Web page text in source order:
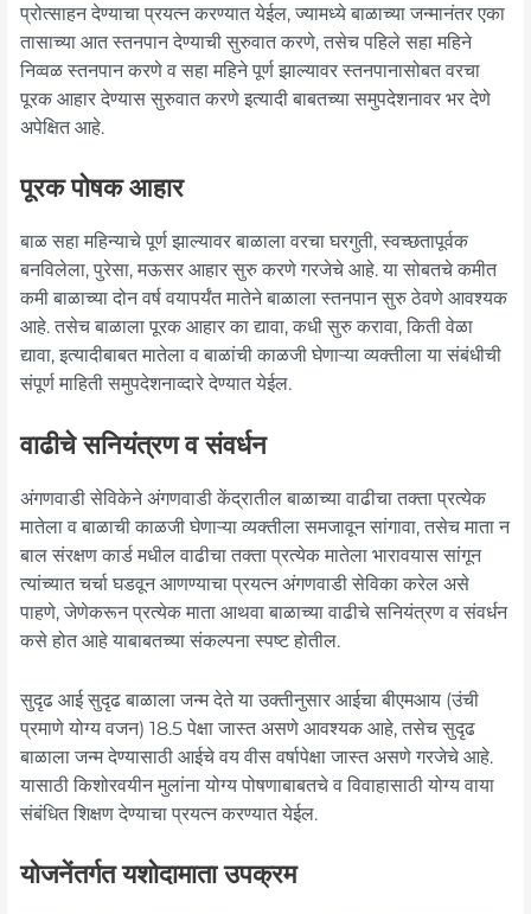
प्रोत्साहन देण्याचा प्रयत्न करण्यात येईल, ज्यामध्ये बाळाच्या जन्मानंतर एका
तासाच्या आत स्तनपान देण्याची सुरुवात करणे, तसेच पहिले सहा महिने
निव्वळ स्तनपान करणे व सहा महिने पूर्ण झाल्यावर स्तनपानासोबत वरचा
पूरक आहार देण्यास सुरुवात करणे इत्यादी बाबतच्या समुपदेशनावर भर देणे
अपेक्षित आहे.
पूरक पोषक आहार
बाळ सहा महिन्याचे पूर्ण झाल्यावर बाळाला वरचा घरगुती, स्वच्छतापूर्वक
बनविलेला, पुरेसा, मऊसर आहार सुरु करणे गरजेचे आहे. या सोबतचे कमीत
कमी बाळाच्या दोन वर्ष वयापर्यंत मातेने बाळाला स्तनपान सुरु ठेवणे आवश्यक
आहे. तसेच बाळाला पूरक आहार का द्यावा, कधी सुरु करावा, किती वेळा
द्यावा, इत्यादीबाबत मातेला व बाळांची काळजी घेणाऱ्या व्यक्तीला या संबंधीची
संपूर्ण माहिती समुपदेशनाव्दारे देण्यात येईल.
वाढीचे सनियंत्रण व संवर्धन
अंगणवाडी सेविकेने अंगणवाडी केंद्रातील बाळाच्या वाढीचा तक्ता प्रत्येक
मातेला व बाळाची काळजी घेणाऱ्या व्यक्तीला समजावून सांगावा, तसेच माता न
बाल संरक्षण कार्ड मधील वाढीचा तक्ता प्रत्येक मातेला भारावयास सांगून
त्यांच्यात चर्चा घडवून आणण्याचा प्रयत्न अंगणवाडी सेविका करेल असे
पाहणे, जेणेकरून प्रत्येक माता आथवा बाळाच्या वाढीचे सनियंत्रण व संवर्धन
कसे होत आहे याबाबतच्या संकल्पना स्पष्ट होतील.
सुदृढ आई सुदृढ बाळाला जन्म देते या उक्तीनुसार आईचा बीएमआय (उंची
प्रमाणे योग्य वजन) 18.5 पेक्षा जास्त असणे आवश्यक आहे, तसेच सुदृढ
बाळाला जन्म देण्यासाठी आईचे वय वीस वर्षापेक्षा जास्त असणे गरजेचे आहे.
यासाठी किशोरवयीन मुलांना योग्य पोषणाबाबतचे व विवाहासाठी योग्य वाया
संबंधित शिक्षण देण्याचा प्रयत्न करण्यात येईल.
योजनेंतर्गत यशोदामाता उपक्रम